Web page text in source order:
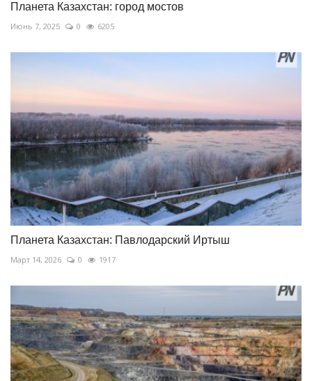
Планета Казахстан: город мостов
Июнь 7, 2025 0 6205
Планета Казахстан: Павлодарский Иртыш
Март 14, 2026 0 1917